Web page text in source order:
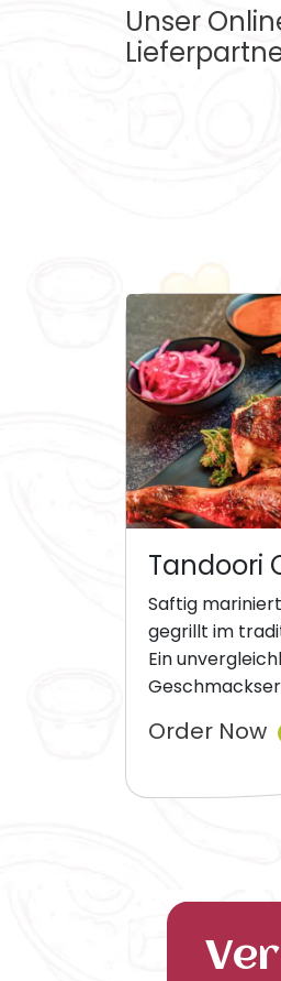
Unser
Tandoori
Saftig
gegrillt im
Ein
Order Now